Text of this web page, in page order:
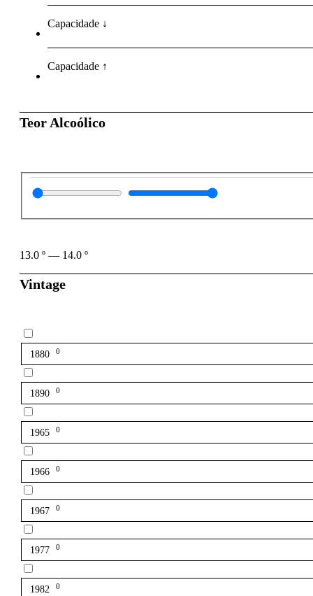
Capacidade ↓
Capacidade ↑
Teor Alcoólico
13.0 º — 14.0 º
Vintage
1880 0
1890 0
1965 0
1966 0
1967 0
1977 0
1982 0